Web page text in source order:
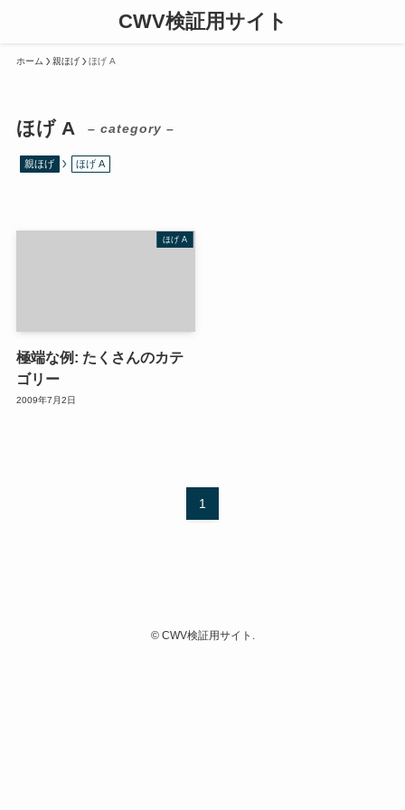
CWV検証用サイト
ホーム 親ほげ ほげ A
ほげ A – category –
親ほげ ほげ A
ほげ A
極端な例: たくさんのカテ
ゴリー
2009年7月2日
1
©CWV検証用サイト.